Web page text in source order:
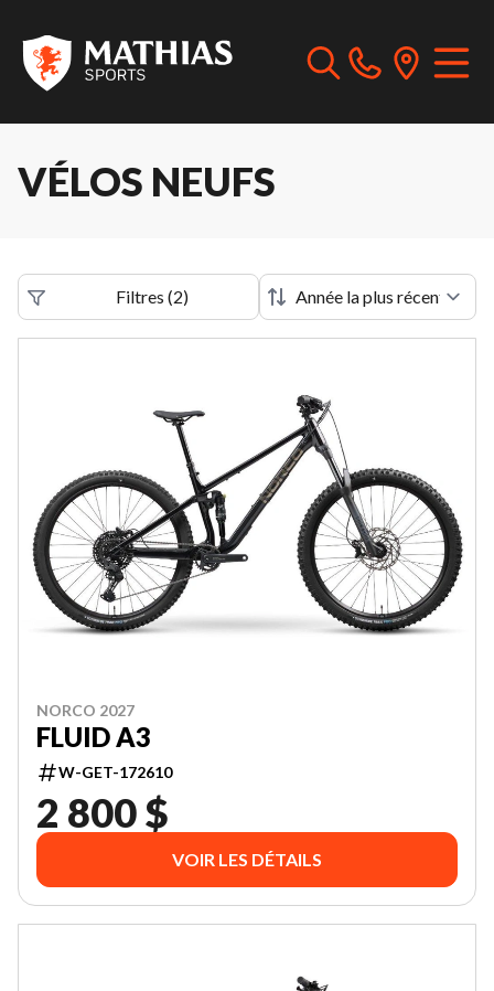
VÉLOS NEUFS
Filtres (2)
NORCO 2027
FLUID A3
W-GET-172610
2 800 $
VOIR LES DÉTAILS